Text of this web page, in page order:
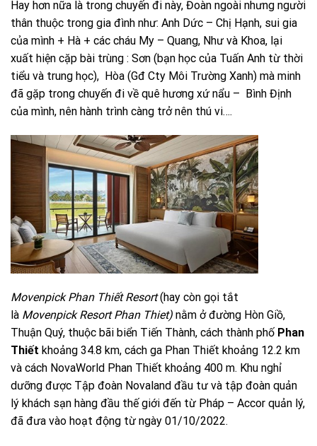
Hay hơn nữa là trong chuyến đi này, Đoàn ngoài nhưng người
thân thuộc trong gia đình như: Anh Dức – Chị Hạnh, sui gia
của mình + Hà + các cháu My – Quang, Như và Khoa, lại
xuất hiện cặp bài trùng : Sơn (bạn học của Tuấn Anh từ thời
tiểu và trung học), Hòa (Gđ Cty Môi Trường Xanh) mà minh
đã gặp trong chuyến đi về quê hương xứ nẩu – Bình Định
của mình, nên hành trình càng trở nên thú vi….
Movenpick Phan Thiết Resort(hay còn gọi tắt
là Movenpick Resort Phan Thiet) nằm ở đường Hòn Giồ,
Thuận Quý, thuộc bãi biển Tiến Thành, cách thành phố Phan
Thiết khoảng 34.8 km, cách ga Phan Thiết khoảng 12.2 km
và cách NovaWorld Phan Thiết khoảng 400 m. Khu nghỉ
dưỡng được Tập đoàn Novaland đầu tư và tập đoàn quản
lý khách sạn hàng đầu thế giới đến từ Pháp – Accor quản lý,
đã đưa vào hoạt động từ ngày 01/10/2022.